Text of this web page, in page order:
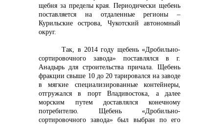
щебня за пределы края. Периодически щебень
поставляется на отдаленные регионы –
Курильские острова, Чукотский автономный
округ.
Так, в 2014 году щебень «Дробильно-
сортировочного завода» поставлялся в г.
Анадырь для строительства причала. Щебень
фракции свыше 10 до 20 тарировался на заводе
в мягкие специализированные контейнеры,
отгружался в порт Владивостока, а далее
морским путем доставлялся конечному
потребителю. Щебень «Дробильно-
сортировочного завода» был выбран по его